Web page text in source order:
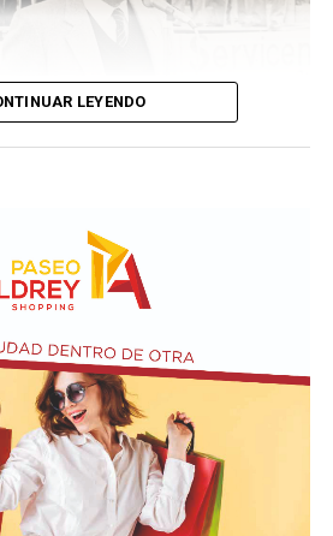
se cumplen 38 años de la
ex intendente de Necochea,
de Quequén.
de Necochea habían muerto
se supo, habían subido a su
antes, donde se hallaban
frontal resultó letal: sólo
camión.
LEYENDO